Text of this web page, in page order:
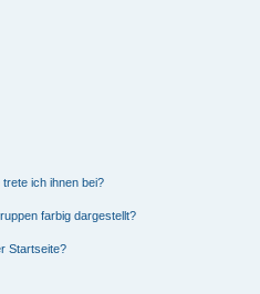
ich ihnen bei?
farbig dargestellt?
Startseite?